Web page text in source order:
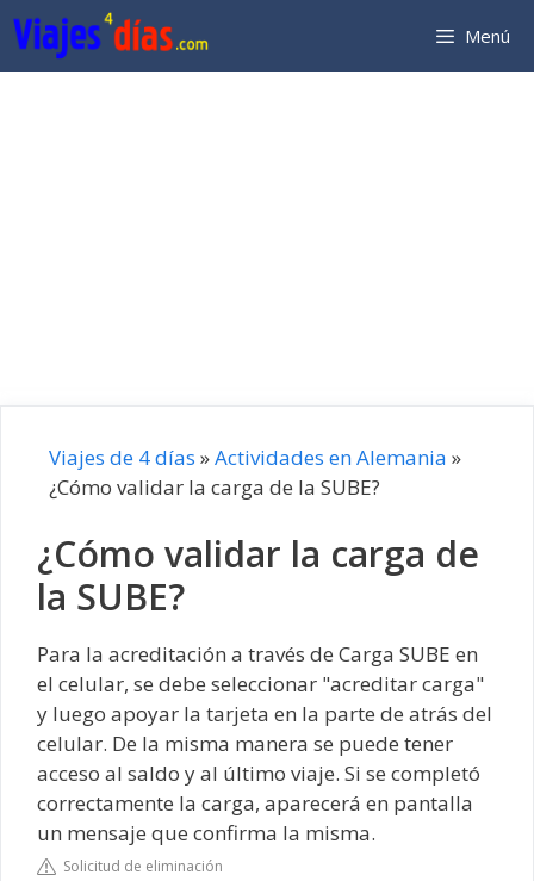
Saltar
al
contenido
Menú
Viajes de 4 días »Actividades en Alemania »
¿Cómo validar la carga de la SUBE?
¿Cómo validar la carga de
la SUBE?
Para la acreditación a través de Carga SUBE en
el celular, se debe seleccionar "acreditar carga"
y luego apoyar la tarjeta en la parte de atrás del
celular. De la misma manera se puede tener
acceso al saldo y al último viaje. Si se completó
correctamente la carga, aparecerá en pantalla
un mensaje que confirma la misma.
Solicitud de eliminación